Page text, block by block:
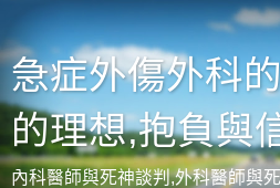
急症外傷外科
的理想,抱負與
內科醫師與死神談判,外科醫師與